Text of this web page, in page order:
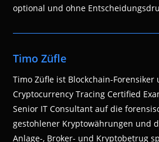
optional und ohne
Timo Züfle
Timo Züfle ist Blockchain-
Cryptocurrency Tracing Certified
Senior IT Consultant auf die
gestohlener Kryptowährungen und
Anlage-, Broker- und Kryptobetrug